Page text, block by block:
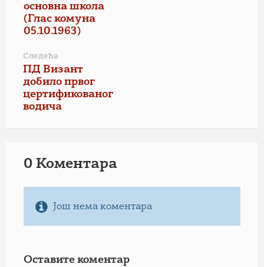
основна школа
(Глас комуна
05.10.1963)
Следећа
ПД Визант
добило првог
цертификованог
водича
0 Коментарa
Још нема коментара
Оставите коментар